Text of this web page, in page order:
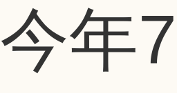
今年